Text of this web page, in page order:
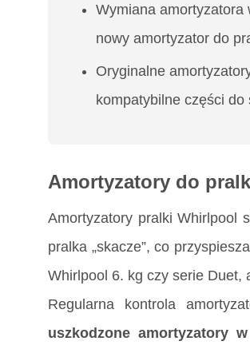
Wymiana amortyzatora
nowy amortyzator do
Oryginalne
kompatybilne części do
Amortyzatory do
Amortyzatory pralki Whirlpool
pralka „skacze”, co
Whirlpool 6. kg czy serie Duet,
Regularna kontrola
uszkodzone amortyzatory